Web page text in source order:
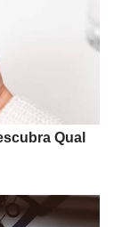
Qual